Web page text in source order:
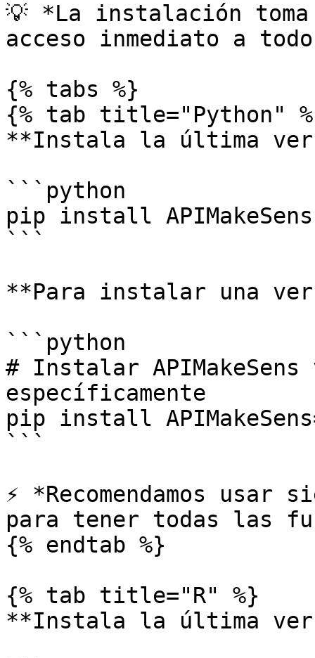
💡 *La instalación
acceso inmediato a
{% tabs %}
{% tab title="Python"
**Instala la última
```python
pip install APIMakeSens
```
**Para instalar una
```python
# Instalar
específicamente
pip install
```
⚡ *Recomendamos
para tener todas las
{% endtab %}
{% tab title="R" %}
**Instala la última